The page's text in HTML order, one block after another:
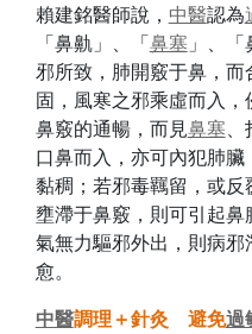
賴建銘醫師說， 中醫認為
「鼻鼽」、「鼻塞」、
邪所致，肺開竅于鼻，
固，風寒之邪乘虛而入
鼻竅的通暢，而見鼻塞、
口鼻而入，亦可內犯肺
黏稠；若邪毒羈留，或
壅滯于鼻竅，則可引起
氣無力驅邪外出，則病
愈。
中醫調理＋針灸 避免過